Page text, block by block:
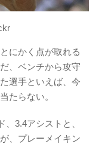
にかく点が取れる
、ベンチから攻守
選手といえば、今
たらない。
3.4アシストと、
、プレーメイキン